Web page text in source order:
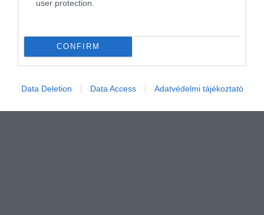
user protection.
CONFIRM
Data Deletion Data Access Adatvédelmi tájékoztató
komoly következményekkel jár, ha nem tartod
Egyre több ország hoz valamilyen turistákat célzó
intézkedést: az Indonéziához tartozó Bali is jó…